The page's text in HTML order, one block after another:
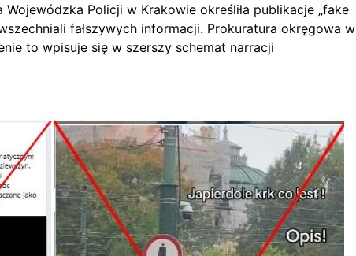
Policji w Krakowie określiła publikacje „fake
fałszywych informacji. Prokuratura okręgowa w
to wpisuje się w szerszy schemat narracji